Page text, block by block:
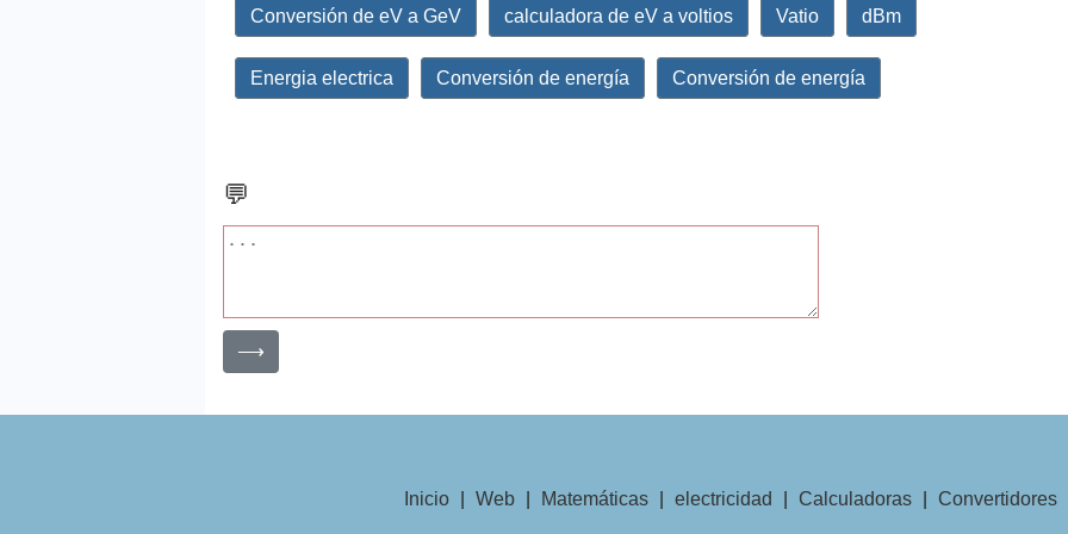
Conversión de eV a GeV calculadora de eV a voltios Vatio dBm
Energia electrica Conversión de energía Conversión de energía
💬
⟶
Inicio Web Matemáticas electricidad Calculadoras Convertidores